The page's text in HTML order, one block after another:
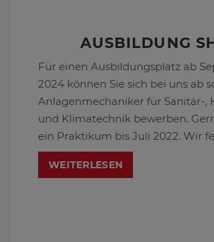
AUSBILDUNG
Für einen Ausbildungsplatz ab
2024 können Sie sich bei uns ab
Anlagenmechaniker für Sanitär-,
und Klimatechnik bewerben.
ein Praktikum bis Juli 2022. Wir
auf Ihre Bewerbung.
WEITERLESEN